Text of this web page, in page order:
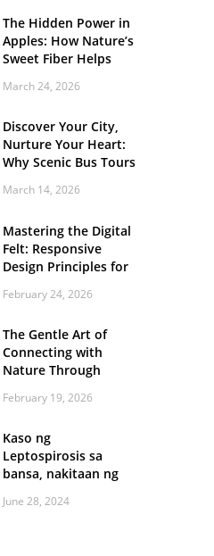
The Hidden Power in
Apples: How Nature’s
Sweet Fiber Helps
Steady and Smooth
March 24, 2026
Discover Your City,
Nurture Your Heart:
Why Scenic Bus Tours
Practice
March 14, 2026
Mastering the Digital
Felt: Responsive
Design Principles for
February 24, 2026
The Gentle Art of
Connecting with
Nature Through
Walks
February 19, 2026
Kaso ng
Leptospirosis sa
bansa, nakitaan ng
June 28, 2024